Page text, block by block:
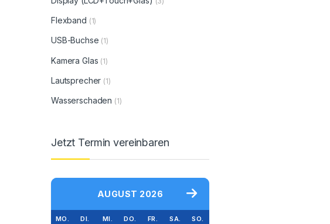
Flexband (1)
USB-Buchse (1)
Kamera Glas (1)
Lautsprecher (1)
Wasserschaden (1)
Jetzt Termin vereinbaren
AUGUST 2026
MO. DI. MI. DO. FR. SA. SO.